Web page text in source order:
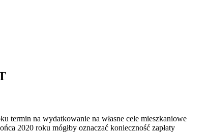
termin na wydatkowanie na własne cele mieszkaniowe
2020 roku mógłby oznaczać konieczność zapłaty